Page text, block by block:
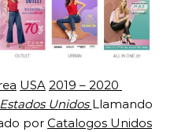
USA 2019 – 2020
Estados Unidos Llamando
por Catalogos Unidos